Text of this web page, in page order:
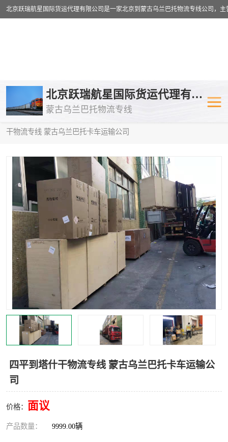
北京跃瑞航星国际货运代理有限公司
蒙古乌兰巴托物流专线
干物流专线 蒙古乌兰巴托卡车运输公司
四平到塔什干物流专线 蒙古乌兰巴托卡车运输公
司
价格： 面议
产品数量： 9999.00辆
乌兰巴托物流专线 乌兰巴托铁
乌兰巴托公路运输
中欧班列
蒙古乌兰巴托双清包税
蒙古乌兰巴托空运专线 蒙古乌兰巴
蒙古乌兰巴托汽运专线 英国铁路
中亚铁路运输